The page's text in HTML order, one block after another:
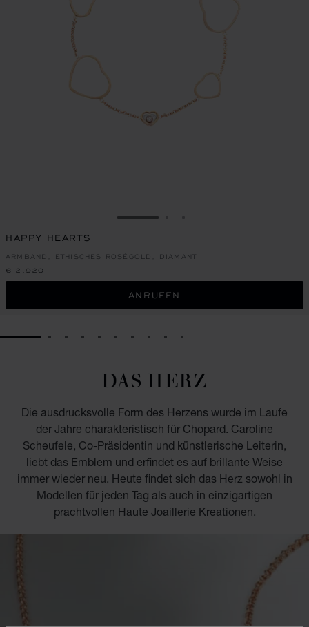
ZUR FOLIE GEHEN 1
HAPPY HEARTS
ARMBAND, ETHISCHES ROSÉGOLD, DIAMANT
€ 2,920
ANRUFEN
GO TO SLIDE 1GO TO SLIDE 2
GO TO SLIDE 3
GO TO SLIDE 4
GO TO SLIDE 5
GO TO SLIDE 6
GO TO SLIDE 7
GO TO SLIDE 8
GO TO SLIDE 9
GO TO SLIDE 10
DAS HERZ
Die ausdrucksvolle Form des Herzens wurde im Laufe
der Jahre charakteristisch für Chopard. Caroline
Scheufele, Co-Präsidentin und künstlerische Leiterin,
liebt das Emblem und erfindet es auf brillante Weise
immer wieder neu. Heute findet sich das Herz sowohl in
Modellen für jeden Tag als auch in einzigartigen
prachtvollen Haute Joaillerie Kreationen.